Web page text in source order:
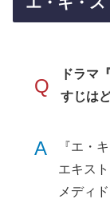
Q
ドラマ
すじは
A
『エ・
エキス
メディ